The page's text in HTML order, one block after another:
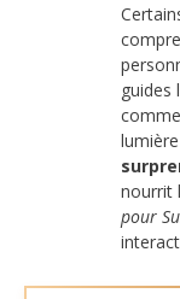
guides
lumière
nourrit
pour